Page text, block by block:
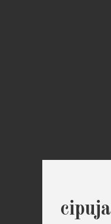
cipuja